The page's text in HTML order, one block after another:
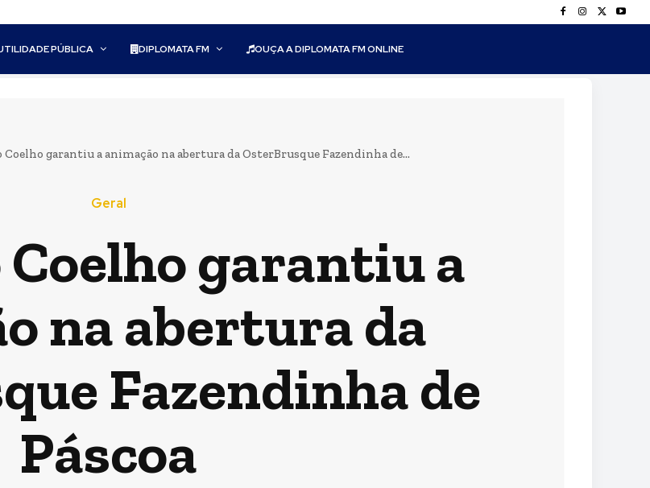
PÚBLICA DIPLOMATA FM OUÇA A DIPLOMATA FM ONLINE
Coelho garantiu a animação na abertura da OsterBrusque Fazendinha de...
Geral
garantiu a
na abertura da
Fazendinha de
Páscoa